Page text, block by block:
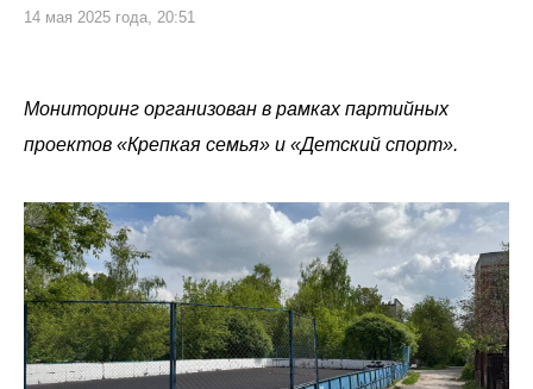
14 мая 2025 года, 20:51
Мониторинг организован в рамках партийных
проектов «Крепкая семья» и «Детский спорт».